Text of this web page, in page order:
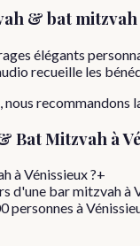
& bat mitzvah
élégants
recueille les
, nous recommandons
Bat Mitzvah à
à Vénissieux ?+
d'une bar mitzvah à
à